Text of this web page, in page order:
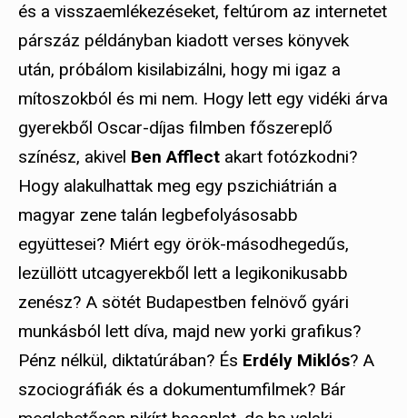
és a visszaemlékezéseket, feltúrom az internetet
párszáz példányban kiadott verses könyvek
után, próbálom kisilabizálni, hogy mi igaz a
mítoszokból és mi nem. Hogy lett egy vidéki árva
gyerekből Oscar-díjas filmben főszereplő
színész, akivel Ben Afflect akart fotózkodni?
Hogy alakulhattak meg egy pszichiátrián a
magyar zene talán legbefolyásosabb
együttesei? Miért egy örök-másodhegedűs,
lezüllött utcagyerekből lett a legikonikusabb
zenész? A sötét Budapestben felnövő gyári
munkásból lett díva, majd new yorki grafikus?
Pénz nélkül, diktatúrában? És Erdély Miklós? A
szociográfiák és a dokumentumfilmek? Bár